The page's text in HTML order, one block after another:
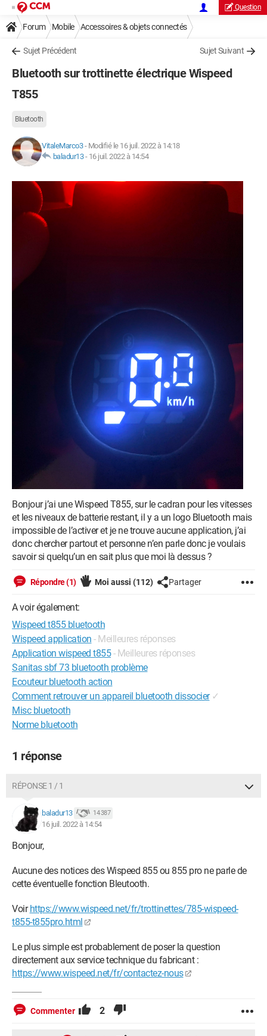
Question
Forum Mobile Accessoires & objets connectés
Sujet Précédent Sujet Suivant
Bluetooth sur trottinette électrique Wispeed
T855
Bluetooth
VitaleMarco3- Modifié le 16 juil. 2022 à 14:18
baladur13- 16 juil. 2022 à 14:54
Bonjour j’ai une Wispeed T855, sur le cadran pour les vitesses
et les niveaux de batterie restant, il y a un logo Bluetooth mais
impossible de l’activer et je ne trouve aucune application, j’ai
donc chercher partout et personne n’en parle donc je voulais
savoir si quelqu’un en sait plus que moi là dessus ?
Répondre (1) Moi aussi (112) Partager
A voir également:
Wispeed t855 bluetooth
Wispeed application - Meilleures réponses
Application wispeed t855 - Meilleures réponses
Sanitas sbf 73 bluetooth problème
Ecouteur bluetooth action
Comment retrouver un appareil bluetooth dissocier ✓
Misc bluetooth
Norme bluetooth
1 réponse
RÉPONSE 1 / 1
baladur13 14 387
16 juil. 2022 à 14:54
Bonjour,
Aucune des notices des Wispeed 855 ou 855 pro ne parle de
cette éventuelle fonction Bleutooth.
Voir https://www.wispeed.net/fr/trottinettes/785-wispeed-
t855-t855pro.html
Le plus simple est probablement de poser la question
directement aux service technique du fabricant :
https://www.wispeed.net/fr/contactez-nous
Commenter 2